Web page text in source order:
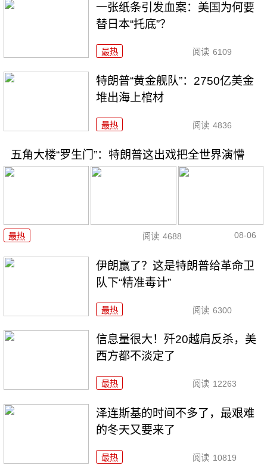
一张纸条引发血案：美国为何要
替日本“托底”？
最热 阅读 6109
特朗普“黄金舰队”：2750亿美金
堆出海上棺材
最热 阅读 4836
五角大楼“罗生门”：特朗普这出戏把全世界演懵
最热 阅读 4688 08-06
伊朗赢了？这是特朗普给革命卫
队下“精准毒计”
最热 阅读 6300
信息量很大！歼20越肩反杀，美
西方都不淡定了
最热 阅读 12263
泽连斯基的时间不多了，最艰难
的冬天又要来了
最热 阅读 10819